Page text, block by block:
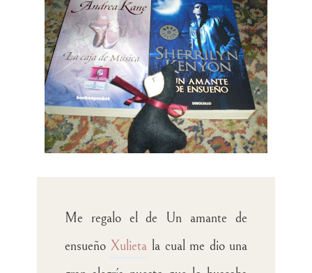
Me regalo el de Un amante de
ensueño Xulieta la cual me dio una